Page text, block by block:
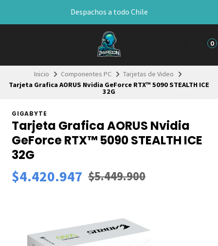
Despachos a todo Chile
0
Inicio Componentes PC
Tarjetas de Video
Tarjeta Grafica AORUS Nvidia GeForce RTX™ 5090 STEALTH ICE
32G
GIGABYTE
Tarjeta Grafica AORUS Nvidia
GeForce RTX™ 5090 STEALTH ICE
32G
$4.420.947 $5.449.900